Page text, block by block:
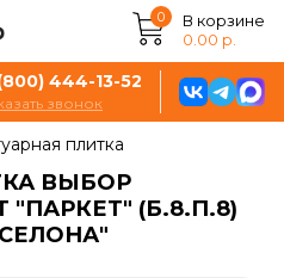
0
В корзине
0.00 р.
444-13-52
звонок
плитка
ВЫБОР
(Б.8.П.8)